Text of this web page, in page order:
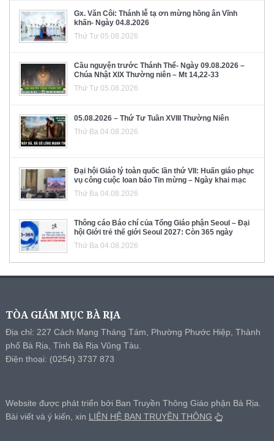
Gx. Văn Côi: Thánh lễ tạ ơn mừng hồng ân Vĩnh
khấn- Ngày 04.8.2026
Thứ Tư 05.08.2026
Cầu nguyện trước Thánh Thể- Ngày 09.08.2026 –
Chúa Nhật XIX Thường niên – Mt 14,22-33
Thứ Tư 05.08.2026
05.08.2026 – Thứ Tư Tuần XVIII Thường Niên
Thứ Ba 04.08.2026
Đại hội Giáo lý toàn quốc lần thứ VII: Huấn giáo phục
vụ công cuộc loan báo Tin mừng – Ngày khai mạc
Thứ Ba 04.08.2026
Thông cáo Báo chí của Tổng Giáo phận Seoul – Đại
hội Giới trẻ thế giới Seoul 2027: Còn 365 ngày
Thứ Ba 04.08.2026
TÒA GIÁM MỤC BÀ RỊA
Địa chỉ: 227 Cách Mạng Tháng Tám, Phường Phước Hiệp, Thành
phố Bà Rịa, Tỉnh Bà Rịa Vũng Tàu.
Điện thoại: (0254) 3737 873
Website được phát triển bởi Ban Truyền Thông Giáo phận Bà Rịa.
Bài viết và ý kiến, xin LIÊN HỆ BAN TRUYỀN THÔNG